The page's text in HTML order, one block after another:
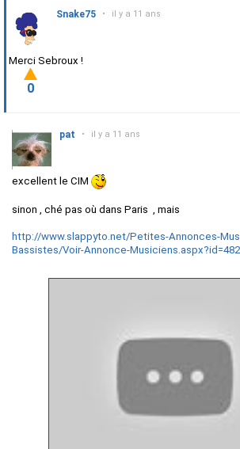
Snake75 • il y a 11 ans
Merci Sebroux !
0
pat • il y a 11 ans
excellent le CIM
sinon , ché pas où dans Paris , mais
http://www.slappyto.net/Petites-Annonces-
Bassistes/Voir-Annonce-